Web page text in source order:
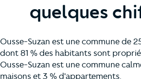
quelques
Ousse-Suzan est une commune de
dont 81 % des habitants sont
Ousse-Suzan est une commune
maisons et 3 % d'appartements.